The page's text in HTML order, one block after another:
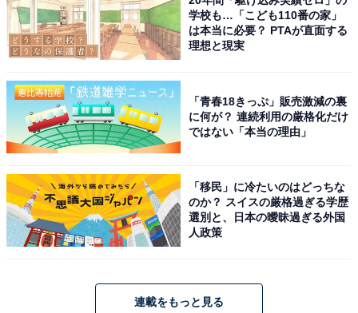
学校も…「こども110番の家」
は本当に必要？ PTAが直面する
理想と現実
「青春18きっぷ」販売激減の裏
に何が？ 連続利用の厳格化だけ
ではない「本当の理由」
「移民」に冷たいのはどっちな
のか？ スイスの厳格過ぎる学歴
選別と、日本の曖昧過ぎる外国
人政策
連載をもっと見る